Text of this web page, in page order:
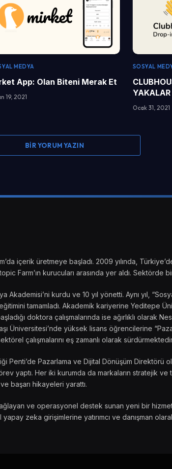
MEDYA
App: Olan Biteni Merak Et
19, 2021
SOSYAL
YAKALAR
Ocak 31, 2021
BIR YORUM YAZIN
içerik üretmeye başladı. 2009 yılında,
Farm’ın kurucuları arasında yer aldı. Sektörde
Akademisi’ni kurdu ve 10 yıl yönetti. Aynı yıl,
tamamladı. Akademik kariyerine Yeditepe
doktora çalışmalarında ise ağırlıklı olarak
Üniversitesi’nde yüksek lisans öğrencilerine
çalışmalarını eş zamanlı olarak
Penti’de Pazarlama ve Dijital Dönüşüm Direktörü
yaptı. Her iki kurumda da markaların stratejik ve
başarı hikayeleri yarattı.
ve operasyonel destek sunan yeni bir
zeka girişimlerine yatırımcı ve danışman